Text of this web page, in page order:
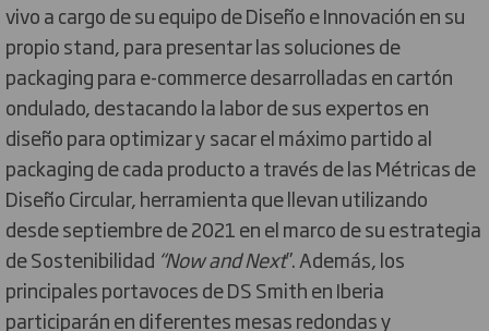
vivo a cargo de su equipo de Diseño e Innovación en su
propio stand, para presentar las soluciones de
packaging para e-commerce desarrolladas en cartón
ondulado, destacando la labor de sus expertos en
diseño para optimizar y sacar el máximo partido al
packaging de cada producto a través de las Métricas de
Diseño Circular, herramienta que llevan utilizando
desde septiembre de 2021 en el marco de su estrategia
de Sostenibilidad “Now and Next”. Además, los
principales portavoces de DS Smith en Iberia
participarán en diferentes mesas redondas y